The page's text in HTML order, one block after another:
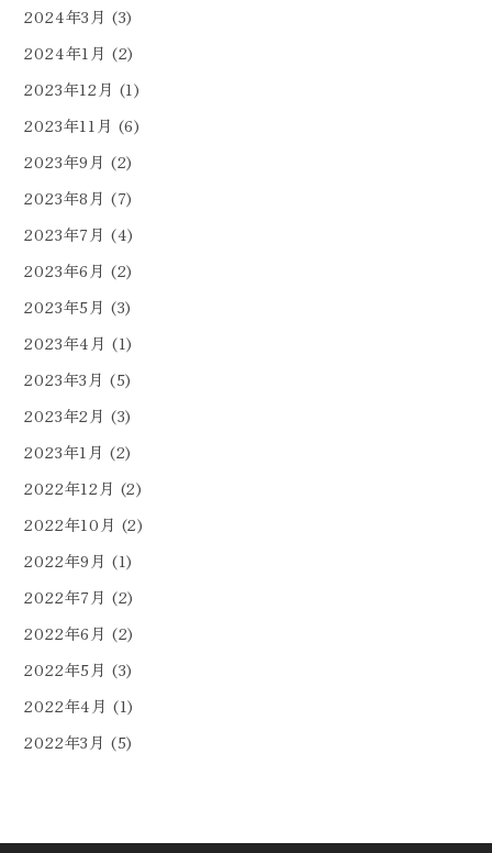
2024年3月 (3)
2024年1月 (2)
2023年12月 (1)
2023年11月 (6)
2023年9月 (2)
2023年8月 (7)
2023年7月 (4)
2023年6月 (2)
2023年5月 (3)
2023年4月 (1)
2023年3月 (5)
2023年2月 (3)
2023年1月 (2)
2022年12月 (2)
2022年10月 (2)
2022年9月 (1)
2022年7月 (2)
2022年6月 (2)
2022年5月 (3)
2022年4月 (1)
2022年3月 (5)